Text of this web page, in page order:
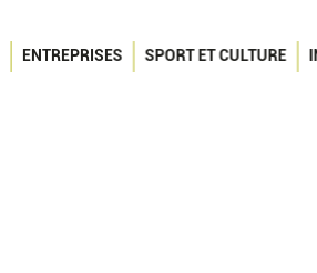
ENTREPRISES SPORT ET CULTURE